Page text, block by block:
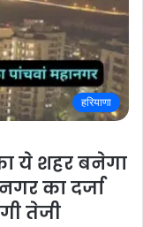
हरियाणा
ये शहर बनेगा
का दर्जा
तेजी